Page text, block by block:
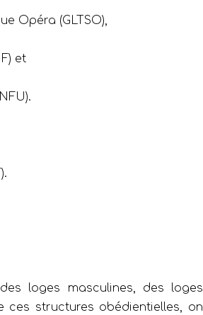
Opéra (GLTSO),
et
loges masculines, des loges
ces structures obédientielles, on